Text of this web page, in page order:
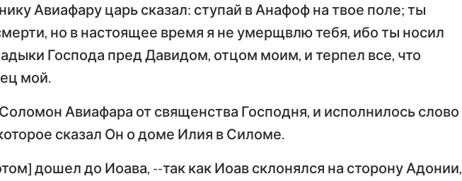
Авиафару царь сказал: ступай в Анафоф на твое поле; ты
но в настоящее время я не умерщвлю тебя, ибо ты носил
Господа пред Давидом, отцом моим, и терпел все, что
мой.
Авиафара от священства Господня, и исполнилось слово
сказал Он о доме Илия в Силоме.
дошел до Иоава, --так как Иоав склонялся на сторону Адонии,